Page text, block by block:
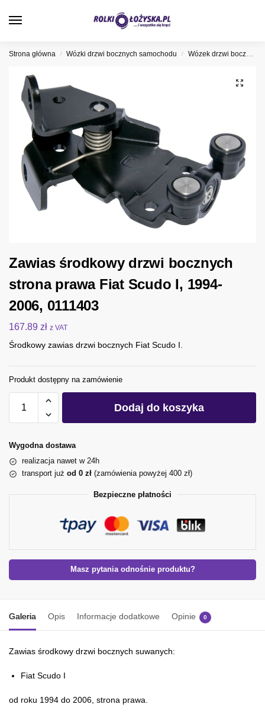
Strona główna / Wózki drzwi bocznych samochodu / Wózek drzwi bocznych Fiat
Zawias środkowy drzwi bocznych
strona prawa Fiat Scudo I, 1994-
2006, 0111403
167.89 zł z VAT
Środkowy zawias drzwi bocznych Fiat Scudo I.
Produkt dostępny na zamówienie
Dodaj do koszyka
Wygodna dostawa
realizacja nawet w 24h
transport już od 0 zł (zamówienia powyżej 400 zł)
Bezpieczne płatności
Masz pytania odnośnie produktu?
Galeria Opis Informacje dodatkowe Opinie 0
Zawias środkowy drzwi bocznych suwanych:
Fiat Scudo I
od roku 1994 do 2006, strona prawa.